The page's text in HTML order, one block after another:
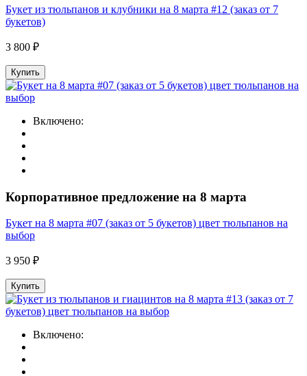
Букет из тюльпанов и клубники на 8 марта #12 (заказ от 7
букетов)
3 800 ₽
Купить
Включено:
Корпоративное предложение на 8 марта
Букет на 8 марта #07 (заказ от 5 букетов) цвет тюльпанов на
выбор
3 950 ₽
Купить
Включено: